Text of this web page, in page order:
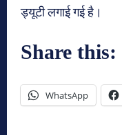
ड्यूटी लगाई गई है।
Share this:
WhatsApp